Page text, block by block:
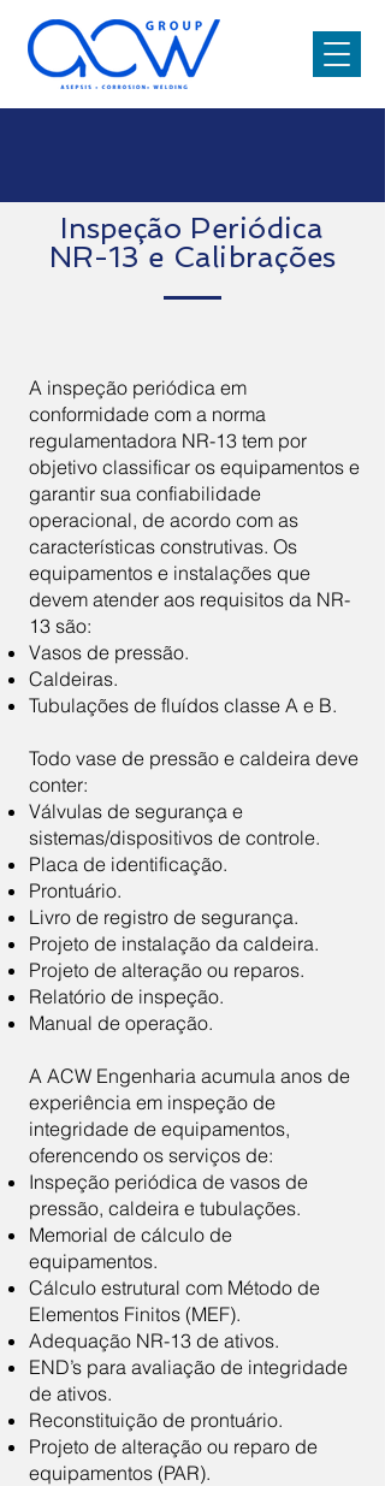
Inspeção Periódica
NR-13 e Calibrações
A inspeção periódica em
conformidade com a norma
regulamentadora NR-13 tem por
objetivo classificar os equipamentos e
garantir sua confiabilidade
operacional, de acordo com as
características construtivas. Os
equipamentos e instalações que
devem atender aos requisitos da NR-
13 são:
Vasos de pressão.
Caldeiras.
Tubulações de fluídos classe A e B.
Todo vase de pressão e caldeira deve
conter:
Válvulas de segurança e
sistemas/dispositivos de controle.
Placa de identificação.
Prontuário.
Livro de registro de segurança.
Projeto de instalação da caldeira.
Projeto de alteração ou reparos.
Relatório de inspeção.
Manual de operação.
A ACW Engenharia acumula anos de
experiência em inspeção de
integridade de equipamentos,
oferencendo os serviços de:
Inspeção periódica de vasos de
pressão, caldeira e tubulações.
Memorial de cálculo de
equipamentos.
Cálculo estrutural com Método de
Elementos Finitos (MEF).
Adequação NR-13 de ativos.
END’s para avaliação de integridade
de ativos.
Reconstituição de prontuário.
Projeto de alteração ou reparo de
equipamentos (PAR).